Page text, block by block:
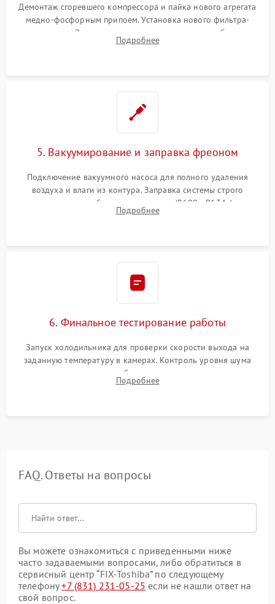
Демонтаж сгоревшего компрессора и пайка нового агрегата
медно-фосфорным припоем. Установка нового фильтра-
осушителя. Замена изношенных вентиляторов обдува,
сломанных заслонок или поврежденных дверных петель.
Подробнее
5. Вакуумирование и заправка фреоном
Подключение вакуумного насоса для полного удаления
воздуха и влаги из контура. Заправка системы строго
дозированным объемом хладагента (R600a, R134a) по
электронным весам. Контроль рабочего давления в системе.
Подробнее
6. Финальное тестирование работы
Запуск холодильника для проверки скорости выхода на
заданную температуру в камерах. Контроль уровня шума
компрессора, отсутствия обмерзания стенок и корректного
срабатывания системы автоматической оттайки.
Подробнее
FAQ. Ответы на вопросы
Вы можете ознакомиться с приведенными ниже
часто задаваемыми вопросами, либо обратиться в
сервисный центр “FIX-Toshiba” по следующему
телефону+7 (831) 231-05-25 если не нашли ответ на
свой вопрос.